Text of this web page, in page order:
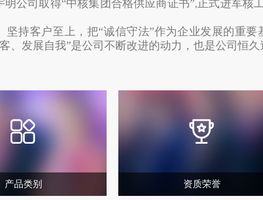
明公司取得“中核集团合格供应商证书”,正式进军核
持客户至上，把“诚信守法”作为企业发展的重
、发展自我”是公司不断改进的动力，也是公司恒久
产品类别 资质荣誉